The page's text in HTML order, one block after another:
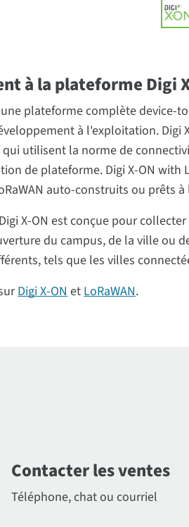
à la plateforme Digi
une plateforme complète
à l'exploitation. Digi
utilisent la norme de
de plateforme. Digi X-ON
auto-construits ou prêts
X-ON est conçue pour
du campus, de la ville ou
tels que les villes
Digi X-ONetLoRaWAN.
Contacter les ventes
Téléphone, chat ou courriel